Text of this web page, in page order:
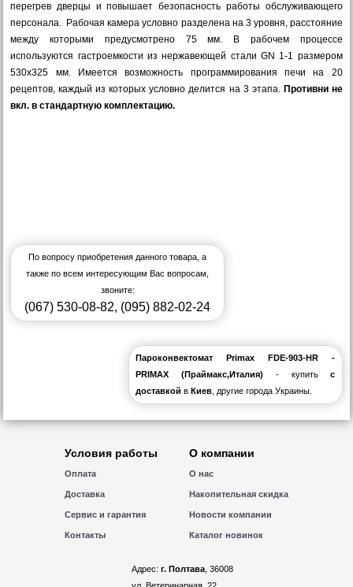
перегрев дверцы и повышает безопасность работы обслуживающего
персонала. Рабочая камера условно разделена на 3 уровня, расстояние
между которыми предусмотрено 75 мм. В рабочем процессе
используются гастроемкости из нержавеющей стали GN 1-1 размером
530х325 мм. Имеется возможность программирования печи на 20
рецептов, каждый из которых условно делится на 3 этапа. Противни не
вкл. в стандартную комплектацию.
По вопросу приобретения данного товара, а
также по всем интересующим Вас вопросам,
звоните:
(067) 530-08-82, (095) 882-02-24
Пароконвектомат Primax FDE-903-HR -
PRIMAX (Праймакс,Италия) - купитьс
доставкой вКиев , другие города Украины.
Условия работы
Оплата
Доставка
Сервис и гарантия
Контакты
О компании
О нас
Накопительная скидка
Новости компании
Каталог новинок
Адрес: г. Полтава, 36008